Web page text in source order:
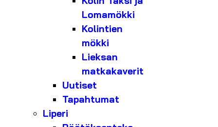
Lomamökki
Kolintien
mökki
Lieksan
matkakaverit
Uutiset
Tapahtumat
Liperi